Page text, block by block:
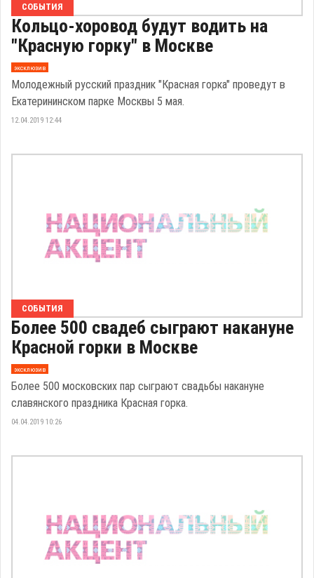
СОБЫТИЯ
Кольцо-хоровод будут водить на
"Красную горку" в Москве
эксклюзив
Молодежный русский праздник "Красная горка" проведут в
Екатерининском парке Москвы 5 мая.
12.04.2019 12:44
СОБЫТИЯ
Более 500 свадеб сыграют накануне
Красной горки в Москве
эксклюзив
Более 500 московских пар сыграют свадьбы накануне
славянского праздника Красная горка.
04.04.2019 10:26